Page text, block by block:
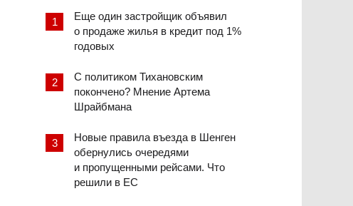
Еще один застройщик объявил
о продаже жилья в кредит под 1%
годовых
С политиком Тихановским
покончено? Мнение Артема
Шрайбмана
Новые правила въезда в Шенген
обернулись очередями
и пропущенными рейсами. Что
решили в ЕС